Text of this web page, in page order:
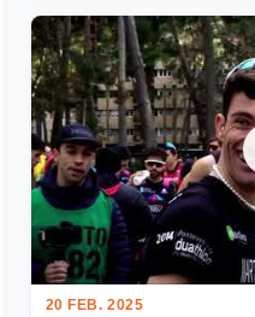
20 FEB. 2025